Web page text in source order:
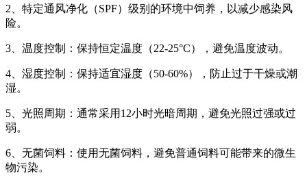
2、特定通风净化（SPF）级别的环境中饲养，以减少感染风
险。
3、温度控制：保持恒定温度（22-25°C），避免温度波动。
4、湿度控制：保持适宜湿度（50-60%），防止过于干燥或潮
湿。
5、光照周期：通常采用12小时光暗周期，避免光照过强或过
弱。
6、无菌饲料：使用无菌饲料，避免普通饲料可能带来的微生
物污染。